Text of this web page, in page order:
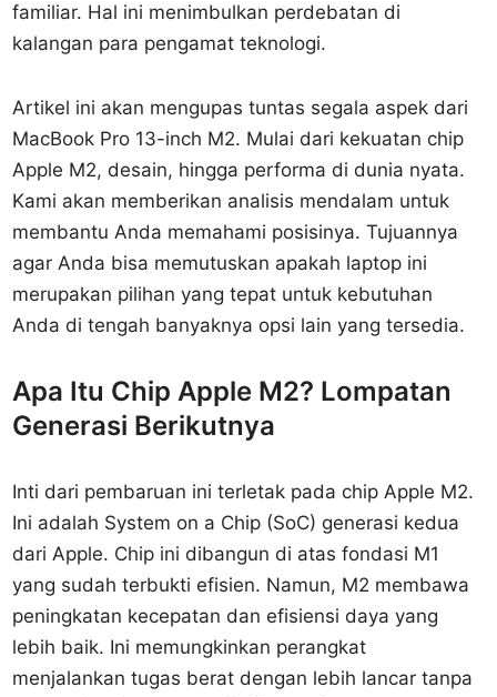
familiar. Hal ini menimbulkan perdebatan di
kalangan para pengamat teknologi.
Artikel ini akan mengupas tuntas segala aspek dari
MacBook Pro 13-inch M2. Mulai dari kekuatan chip
Apple M2, desain, hingga performa di dunia nyata.
Kami akan memberikan analisis mendalam untuk
membantu Anda memahami posisinya. Tujuannya
agar Anda bisa memutuskan apakah laptop ini
merupakan pilihan yang tepat untuk kebutuhan
Anda di tengah banyaknya opsi lain yang tersedia.
Apa Itu Chip Apple M2? Lompatan
Generasi Berikutnya
Inti dari pembaruan ini terletak pada chip Apple M2.
Ini adalah System on a Chip (SoC) generasi kedua
dari Apple. Chip ini dibangun di atas fondasi M1
yang sudah terbukti efisien. Namun, M2 membawa
peningkatan kecepatan dan efisiensi daya yang
lebih baik. Ini memungkinkan perangkat
menjalankan tugas berat dengan lebih lancar tanpa